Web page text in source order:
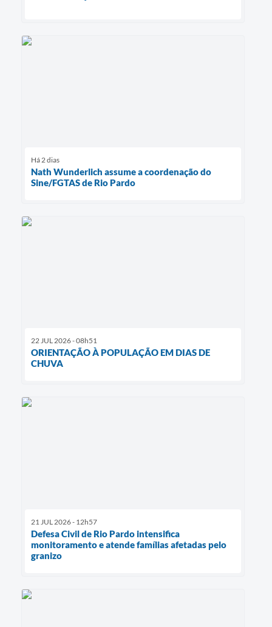
Há 2 dias
Nath Wunderlich assume a coordenação do
Sine/FGTAS de Rio Pardo
22 JUL 2026 - 08h51
ORIENTAÇÃO À POPULAÇÃO EM DIAS DE
CHUVA
21 JUL 2026 - 12h57
Defesa Civil de Rio Pardo intensifica
monitoramento e atende famílias afetadas pelo
granizo